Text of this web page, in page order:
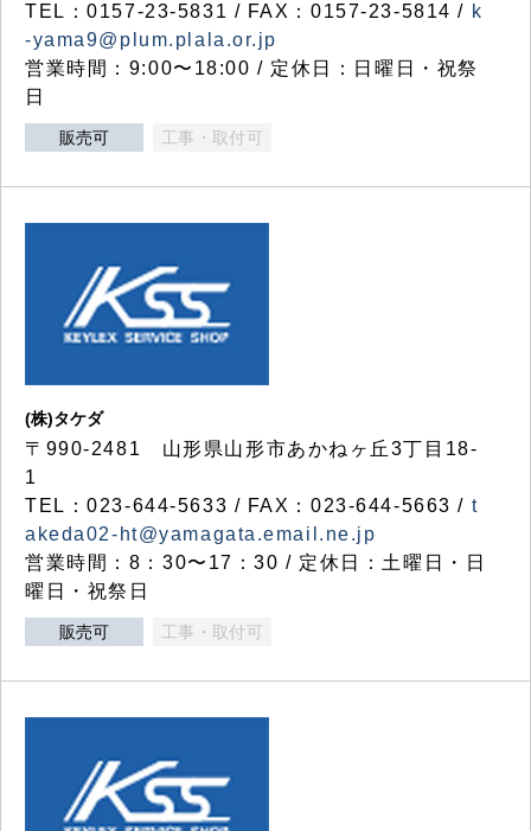
TEL：0157-23-5831 / FAX：0157-23-5814 / k
-yama9@plum.plala.or.jp
営業時間：9:00〜18:00 / 定休日：日曜日・祝祭
日
販売可 工事・取付可
(株)タケダ
〒990-2481 山形県山形市あかねヶ丘3丁目18-
1
TEL：023-644-5633 / FAX：023-644-5663 / t
akeda02-ht@yamagata.email.ne.jp
営業時間：8：30〜17：30 / 定休日：土曜日・日
曜日・祝祭日
販売可 工事・取付可